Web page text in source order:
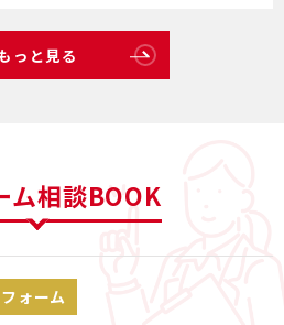
っと見る
ム相談BOOK
ォーム